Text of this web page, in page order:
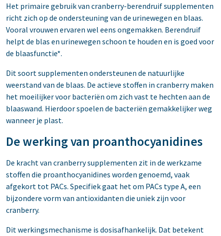
Het primaire gebruik van cranberry-berendruif supplementen
richt zich op de ondersteuning van de urinewegen en blaas.
Vooral vrouwen ervaren wel eens ongemakken. Berendruif
helpt de blas en urinewegen schoon te houden en is goed voor
de blaasfunctie*.
Dit soort supplementen ondersteunen de natuurlijke
weerstand van de blaas. De actieve stoffen in cranberry maken
het moeilijker voor bacteriën om zich vast te hechten aan de
blaaswand. Hierdoor spoelen de bacteriën gemakkelijker weg
wanneer je plast.
De werking van proanthocyanidines
De kracht van cranberry supplementen zit in de werkzame
stoffen die proanthocyanidines worden genoemd, vaak
afgekort tot PACs. Specifiek gaat het om PACs type A, een
bijzondere vorm van antioxidanten die uniek zijn voor
cranberry.
Dit werkingsmechanisme is dosisafhankelijk. Dat betekent